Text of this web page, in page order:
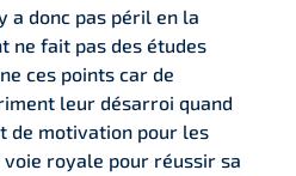
a donc pas péril en la
ne fait pas des études
ces points car de
leur désarroi quand
de motivation pour les
voie royale pour réussir sa